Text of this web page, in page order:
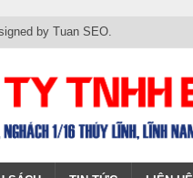
by Tuan SEO.